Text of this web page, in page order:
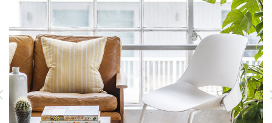
人体工程学
资料库
关于
联系我们
Partners
SMART OCEAN DIFFRIENT WORLD座椅